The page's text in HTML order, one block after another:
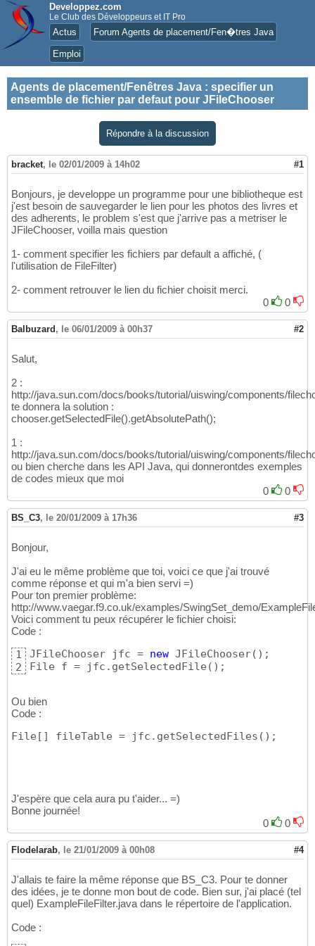
Developpez.com
Le Club des Développeurs et IT Pro
Actus Forum Agents de placement/Fen�tres Java
Emploi
Agents de placement/Fenêtres Java : specifier un
ensemble de fichier par defaut pour JFileChooser
Répondre à la discussion
bracket, le 02/01/2009 à 14h02 #1
Bonjours, je developpe un programme pour une bibliotheque est
j'est besoin de sauvegarder le lien pour les photos des livres et
des adherents, le problem s'est que j'arrive pas a metriser le
JFileChooser, voilla mais question
1- comment specifier les fichiers par default a affiché, (
l'utilisation de FileFilter)
2- comment retrouver le lien du fichier choisit merci.
0
0
Balbuzard , le 06/01/2009 à 00h37 #2
Salut,
2 :
http://java.sun.com/docs/books/tutorial/uiswing/components/
te donnera la solution :
chooser.getSelectedFile().getAbsolutePath();
1 :
http://java.sun.com/docs/books/tutorial/uiswing/components/
ou bien cherche dans les API Java, qui donnerontdes exemples
de codes mieux que moi
0
0
BS_C3, le 20/01/2009 à 17h36 #3
Bonjour,
J'ai eu le même problème que toi, voici ce que j'ai trouvé
comme réponse et qui m'a bien servi =)
Pour ton premier problème:
http://www.vaegar.f9.co.uk/examples/SwingSet_demo/
Voici comment tu peux récupérer le fichier choisi:
Code :
1
2
JFileChooser jfc = new JFileChooser( ) ;
File f = jfc.getSelectedFile ( ) ;
Ou bien
Code :
File [ ] fileTable = jfc.getSelectedFiles ( ) ;
J'espère que cela aura pu t'aider... =)
Bonne journée!
0
0
Flodelarab, le 21/01/2009 à 00h08 #4
J'allais te faire la même réponse que BS_C3. Pour te donner
des idées, je te donne mon bout de code. Bien sur, j'ai placé (tel
quel) ExampleFileFilter.java dans le répertoire de l'application.
Code :